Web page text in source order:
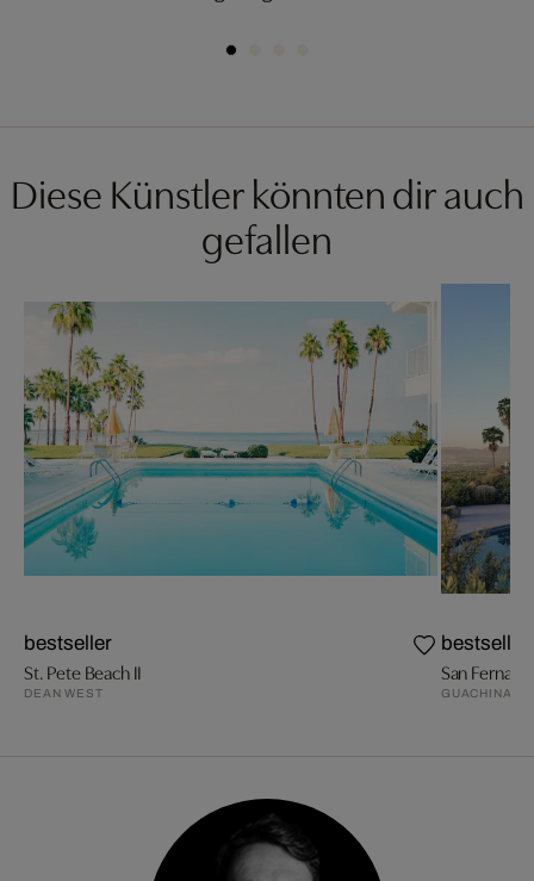
Diese Künstler könnten dir auch
gefallen
bestseller
St. Pete Beach II
DEAN WEST
bestseller
San